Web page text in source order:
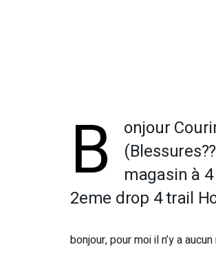
B
onjour
magasin à
2eme drop 4 trail
bonjour, pour moi il n’y a